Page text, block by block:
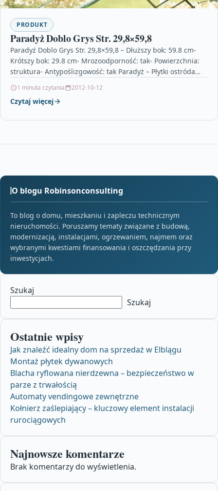
PRODUKT
Paradyż Doblo Grys Str. 29,8×59,8
Paradyż Doblo Grys Str. 29,8×59,8 – Dłuższy bok: 59.8 cm-
Krótszy bok: 29.8 cm- Mrozoodporność: tak- Powierzchnia:
struktura- Antypoślizgowość: tak Paradyż – Płytki ostróda…
1 minuta czytania 2012-10-12
Czytaj więcej
O blogu Robinsonconsulting
To blog o domu, mieszkaniu i zapleczu technicznym
nieruchomości. Poruszamy tematy związane z budową,
modernizacją, instalacjami, ogrzewaniem, najmem oraz
wybranymi kwestiami finansowania i oszczędzania przy
inwestycjach.
Szukaj
Szukaj
Ostatnie wpisy
Jak znaleźć idealny dom na sprzedaż w Elblągu
Montaż płytek dywanowych
Blacha ryflowana nierdzewna – bezpieczeństwo w
parze z trwałością
Automaty vendingowe zewnętrzne
Kołnierz zaślepiający – kluczowy element instalacji
rurociągowych
Najnowsze komentarze
Brak komentarzy do wyświetlenia.